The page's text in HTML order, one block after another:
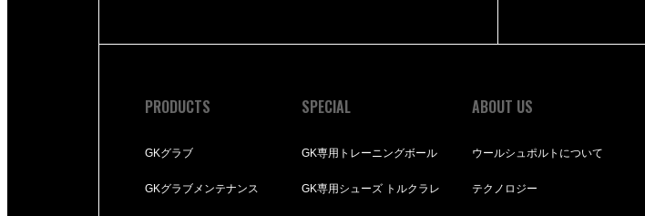
PRODUCTS
GKグラブ
GKグラブメンテナンス
SPECIAL
GK専用トレーニングボール
GK専用シューズ トルクラレ
ABOUT US
ウールシュポルトについて
テクノロジー